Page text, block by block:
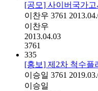
[공모] 사이버국가
이찬우 3761
이찬우
2013.04.03
3761
335
[홍보] 제2차 척수플
이승일 3761
이승일